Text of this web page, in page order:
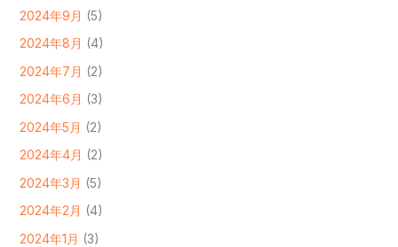
2024年9月 (5)
2024年8月 (4)
2024年7月 (2)
2024年6月 (3)
2024年5月 (2)
2024年4月 (2)
2024年3月 (5)
2024年2月 (4)
2024年1月 (3)